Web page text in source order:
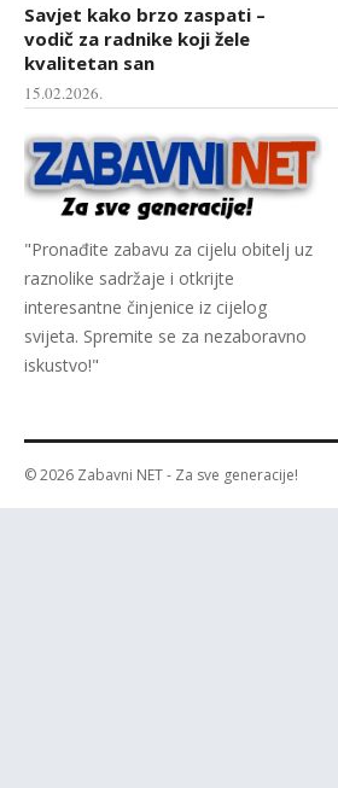
Savjet kako brzo zaspati –
vodič za radnike koji žele
kvalitetan san
15.02.2026.
"Pronađite zabavu za cijelu obitelj uz
raznolike sadržaje i otkrijte
interesantne činjenice iz cijelog
svijeta. Spremite se za nezaboravno
iskustvo!"
© 2026 Zabavni NET- Za sve generacije!